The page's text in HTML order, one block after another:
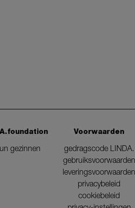
gezinnen
Voorwaarden
gedragscode LINDA.
gebruiksvoorwaarden
leveringsvoorwaarden
privacybeleid
cookiebeleid